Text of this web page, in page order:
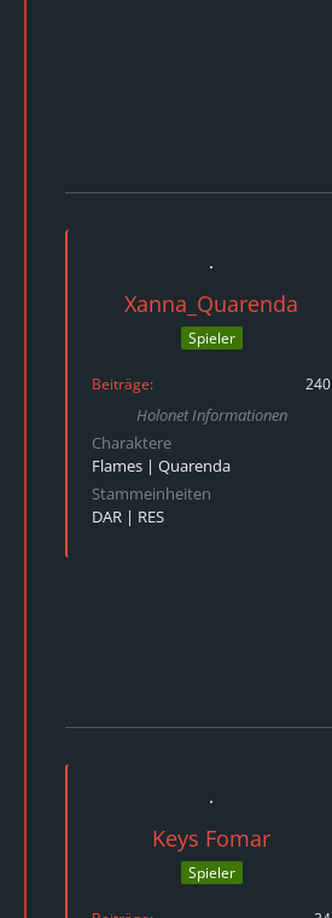
Xanna_Quarenda
Spieler
Beiträge 240
Holonet Informationen
Charaktere
Flames | Quarenda
Stammeinheiten
DAR | RES
Keys Fomar
Spieler